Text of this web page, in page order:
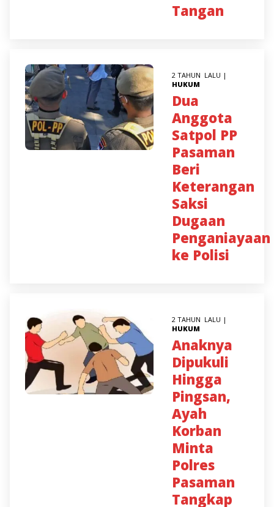
Tangan
2 TAHUN LALU |
HUKUM
Dua
Anggota
Satpol PP
Pasaman
Beri
Keterangan
Saksi
Dugaan
Penganiayaan
ke Polisi
2 TAHUN LALU |
HUKUM
Anaknya
Dipukuli
Hingga
Pingsan,
Ayah
Korban
Minta
Polres
Pasaman
Tangkap